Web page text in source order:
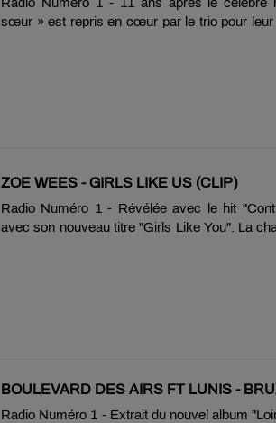
sœur » est repris en cœur par le trio pour leur
ZOE WEES - GIRLS LIKE US (CLIP)
Radio Numéro 1 - Révélée avec le hit
avec son nouveau titre "Girls Like You". La
BOULEVARD DES AIRS FT LUNIS -
Radio Numéro 1 - Extrait du nouvel album